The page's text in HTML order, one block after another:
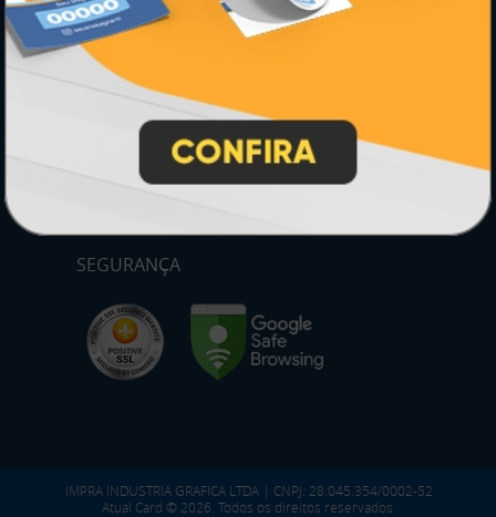
* Pagamento com cartão de crédito terá valor adicional.
** Pagamentos a prazo poderão ter acréscimo.
*** Nota fiscal sujeita a emissão de acordo com prestador de
serviço, conforme legislação pertinente.
PARTICIPE
SEGURANÇA
IMPRA INDUSTRIA GRAFICA LTDA | CNPJ: 28.045.354/0002-52
Atual Card © 2026. Todos os direitos reservados.